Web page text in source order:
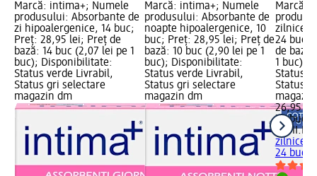
Marcă: intima+; Numele
produsului: Absorbante de
zi hipoalergenice, 14 buc;
Preț: 28,95 lei; Preț de
bază: 14 buc (2,07 lei pe 1
buc); Disponibilitate:
Status verde Livrabil,
Status gri selectare
magazin dm
Marcă: intima+; Numele
produsului: Absorbante de
noapte hipoalergenice, 10
buc; Preț: 28,95 lei; Preț de
bază: 10 buc (2,90 lei pe 1
buc); Disponibilitate:
Status verde Livrabil,
Status gri selectare
magazin dm
Marcă:
zilnice
24 buc;
de bază:
1 buc);
Status
Status
26,95 lei
24 buc
zilnice
24 buc